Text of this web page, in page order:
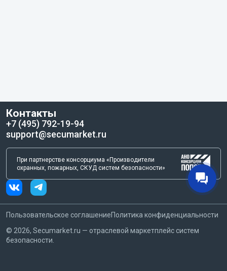
Контакты
+7 (495) 792-19-94
support@secumarket.ru
При партнерстве консорциума «Производители
охранных, пожарных, СКУД систем безопасности»
Пользовательское соглашениеПолитика конфиденциальности
© 2026, Secumarket.ru — отраслевой маркетплейс систем
безопасности.